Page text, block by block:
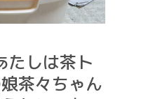
しは茶ト
茶々ちゃん